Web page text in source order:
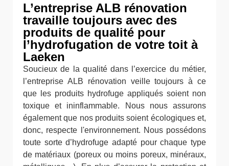
L’entreprise ALB rénovation
travaille toujours avec des
produits de qualité pour
l’hydrofugation de votre toit à
Laeken
Soucieux de la qualité dans l’exercice du métier,
l’entreprise ALB rénovation veille toujours à ce
que les produits hydrofuge appliqués soient non
toxique et ininflammable. Nous nous assurons
également que nos produits soient écologiques et,
donc, respecte l'environnement. Nous possédons
toute sorte d’hydrofuge adapté pour chaque type
de matériaux (poreux ou moins poreux, minéraux,